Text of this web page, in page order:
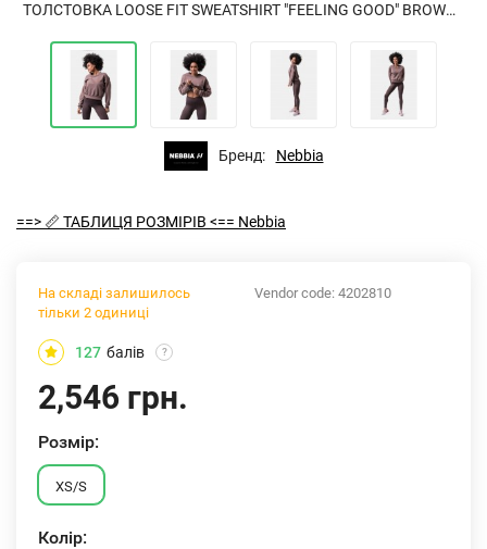
ТОЛСТОВКА LOOSE FIT SWEATSHIRT "FEELING GOOD" BROWN 420
Бренд: Nebbia
==> 📏 ТАБЛИЦЯ РОЗМІРІВ <== Nebbia
Vendor code: 4202810
На складі залишилось
тільки 2 одиниці
127 балів ?
2,546 грн.
Розмiр:
XS/S
Колiр: